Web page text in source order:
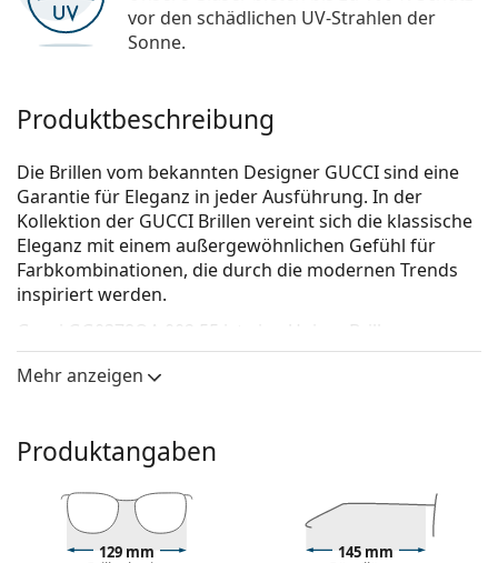
vor den schädlichen UV-Strahlen der
Sonne.
Produktbeschreibung
Die Brillen vom bekannten Designer GUCCI sind eine
Garantie für Eleganz in jeder Ausführung. In der
Kollektion der GUCCI Brillen vereint sich die klassische
Eleganz mit einem außergewöhnlichen Gefühl für
Farbkombinationen, die durch die modernen Trends
inspiriert werden.
Gucci GG0378OA 002 55 ist eine Unisex Brille.
Brillenfassung
schwarzem oder dunkelblondem Haar.
für Menschen mit einer ovalen oder runden
Gesichtsform.
Das Brillengestell ist aus hochwertigem Kunststoff
Mehr anzeigen
Produktangaben
129 mm 145 mm